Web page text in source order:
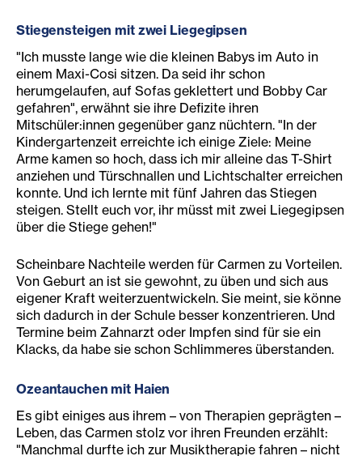
Stiegensteigen mit zwei Liegegipsen
"Ich musste lange wie die kleinen Babys im Auto in
einem Maxi-Cosi sitzen. Da seid ihr schon
herumgelaufen, auf Sofas geklettert und Bobby Car
gefahren", erwähnt sie ihre Defizite ihren
Mitschüler:innen gegenüber ganz nüchtern. "In der
Kindergartenzeit erreichte ich einige Ziele: Meine
Arme kamen so hoch, dass ich mir alleine das T-Shirt
anziehen und Türschnallen und Lichtschalter erreichen
konnte. Und ich lernte mit fünf Jahren das Stiegen
steigen. Stellt euch vor, ihr müsst mit zwei Liegegipsen
über die Stiege gehen!"
Scheinbare Nachteile werden für Carmen zu Vorteilen.
Von Geburt an ist sie gewohnt, zu üben und sich aus
eigener Kraft weiterzuentwickeln. Sie meint, sie könne
sich dadurch in der Schule besser konzentrieren. Und
Termine beim Zahnarzt oder Impfen sind für sie ein
Klacks, da habe sie schon Schlimmeres überstanden.
Ozeantauchen mit Haien
Es gibt einiges aus ihrem – von Therapien geprägten –
Leben, das Carmen stolz vor ihren Freunden erzählt:
"Manchmal durfte ich zur Musiktherapie fahren – nicht